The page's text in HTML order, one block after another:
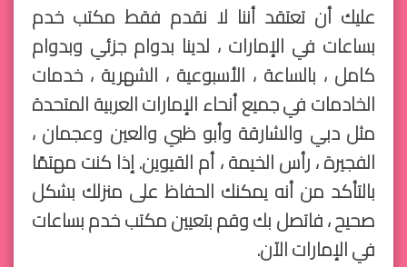
عليك أن تعتقد أننا لا نقدم فقط مكتب خدم
بساعات في الإمارات ، لدينا بدوام جزئي وبدوام
كامل ، بالساعة ، الأسبوعية ، الشهرية ، خدمات
الخادمات في جميع أنحاء الإمارات العربية المتحدة
مثل دبي والشارقة وأبو ظبي والعين وعجمان ،
الفجيرة ، رأس الخيمة ، أم القيوين. إذا كنت مهتمًا
بالتأكد من أنه يمكنك الحفاظ على منزلك بشكل
صحيح ، فاتصل بك وقم بتعيين مكتب خدم بساعات
في الإمارات الآن.